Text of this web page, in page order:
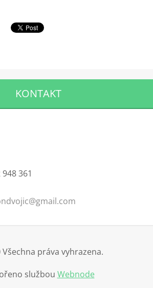
KONTAKT
361
c@gmail.com
práva vyhrazena.
službou Webnode